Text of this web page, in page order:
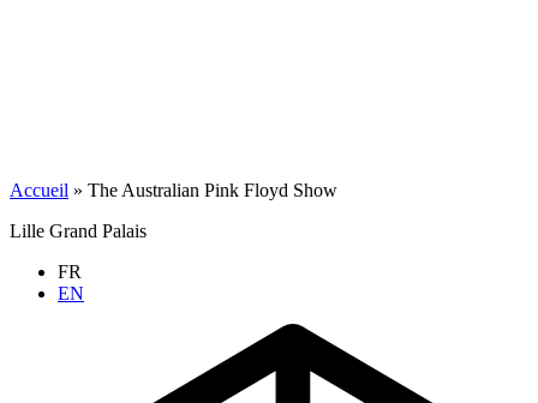
Accueil » The Australian Pink Floyd Show
Lille Grand Palais
FR
EN